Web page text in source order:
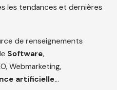
les tendances et dernières
de renseignements
Software,
Webmarketing,
artificielle…